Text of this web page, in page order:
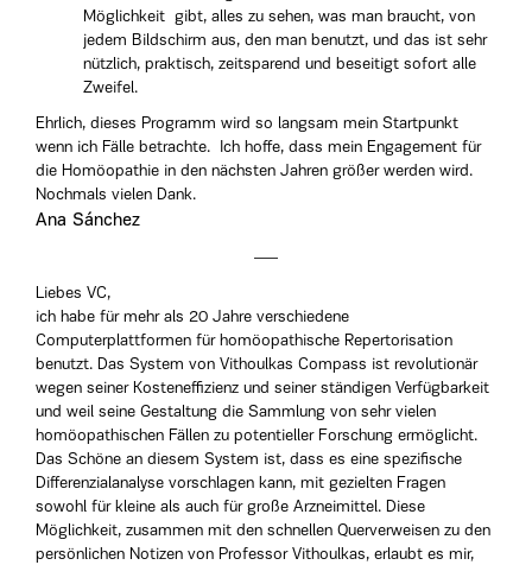
Möglichkeit gibt, alles zu sehen, was man braucht, von
jedem Bildschirm aus, den man benutzt, und das ist sehr
nützlich, praktisch, zeitsparend und beseitigt sofort alle
Zweifel.
Ehrlich, dieses Programm wird so langsam mein Startpunkt
wenn ich Fälle betrachte. Ich hoffe, dass mein Engagement für
die Homöopathie in den nächsten Jahren größer werden wird.
Nochmals vielen Dank.
Ana Sánchez
Liebes VC,
ich habe für mehr als 20 Jahre verschiedene
Computerplattformen für homöopathische Repertorisation
benutzt. Das System von Vithoulkas Compass ist revolutionär
wegen seiner Kosteneffizienz und seiner ständigen Verfügbarkeit
und weil seine Gestaltung die Sammlung von sehr vielen
homöopathischen Fällen zu potentieller Forschung ermöglicht.
Das Schöne an diesem System ist, dass es eine spezifische
Differenzialanalyse vorschlagen kann, mit gezielten Fragen
sowohl für kleine als auch für große Arzneimittel. Diese
Möglichkeit, zusammen mit den schnellen Querverweisen zu den
persönlichen Notizen von Professor Vithoulkas, erlaubt es mir,